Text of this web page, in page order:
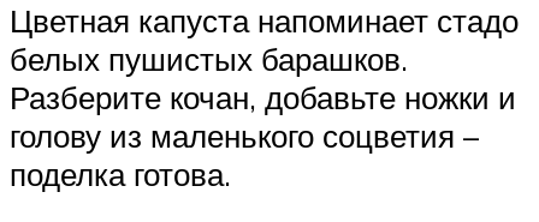
Цветная капуста напоминает стадо
белых пушистых барашков.
Разберите кочан, добавьте ножки и
голову из маленького соцветия –
поделка готова.